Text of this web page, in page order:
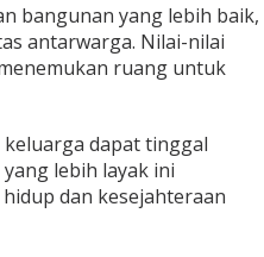
bangunan yang lebih baik,
antarwarga. Nilai-nilai
ruang untuk
keluarga dapat tinggal
lebih layak ini
dan kesejahteraan